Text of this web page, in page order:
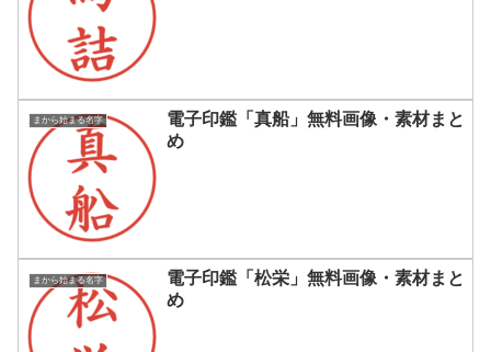
まから始まる名字
電子印鑑「真船」無料画像・素材まと
め
まから始まる名字
電子印鑑「松栄」無料画像・素材まと
め